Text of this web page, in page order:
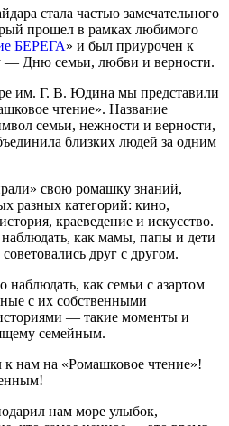
стала частью замечательного
прошел в рамках любимого
БЕРЕГА» и был приурочен к
— Дню семьи, любви и верности.
им. Г. В. Юдина мы представили
чтение». Название
семьи, нежности и верности,
близких людей за одним
свою ромашку знаний,
разных категорий: кино,
краеведение и искусство.
как мамы, папы и дети
друг с другом.
наблюдать, как семьи с азартом
с их собственными
— такие моменты и
семейным.
к нам на «Ромашковое чтение»!
нам море улыбок,